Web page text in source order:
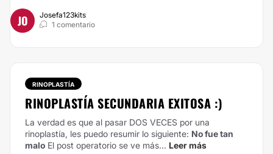
JO
Josefa123kits
1 comentario
RINOPLASTÍA
RINOPLASTÍA SECUNDARIA EXITOSA :)
La verdad es que al pasar DOS VECES por una
rinoplastía, les puedo resumir lo siguiente: No fue tan
malo El post operatorio se ve más... Leer más